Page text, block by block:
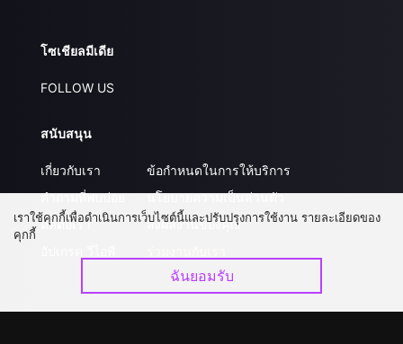
โซเชียลมีเดีย
FOLLOW US
สนับสนุน
เกี่ยวกับเรา
คำถามที่พบบ่อย
ติดต่อเรา
ข้อกำหนดในการให้บริการ
นโยบายความเป็นส่วนตัว
ส่งผลงานของคุณ
เราใช้คุกกี้เพื่อดำเนินการเว็บไซต์นี้และปรับปรุงการใช้งาน รายละเอียดของ
คุกกี้
ฉันยอมรับ